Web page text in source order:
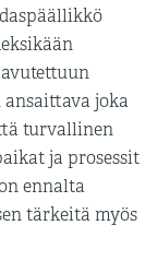
joka
turvallinen
ja prosessit
ennalta
tärkeitä myös